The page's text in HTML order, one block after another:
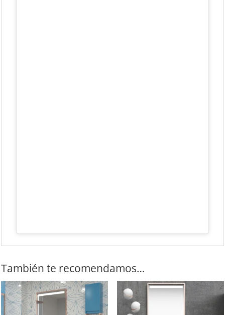
También te recomendamos…